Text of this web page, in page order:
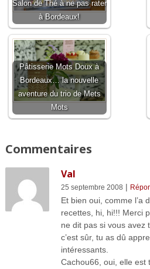
Salon de Thé à ne pas rater
à Bordeaux!
Pâtisserie Mots Doux à
Bordeaux… la nouvelle
aventure du trio de Mets
Mots
Commentaires
Val
25 septembre 2008 |
Et bien oui, comme l’a
recettes, hi, hi!!! Merci
ne dit pas si vous avez
c’est sûr, tu as dû
intéressants.
Cachou66, oui, elle est